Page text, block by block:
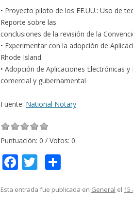
• Proyecto piloto de los EE.UU.: Uso de
Reporte sobre las
conclusiones de la revisión de la
• Experimentar con la adopción de
Rhode Island
• Adopción de Aplicaciones Electrónicas
comercial y gubernamental
Fuente: National Notary
Puntuación: 0 / Votos: 0
F
e
T
itt m
Esta entrada fue publicada en General el 15